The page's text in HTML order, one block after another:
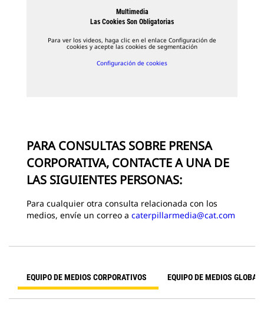
Multimedia
Las Cookies Son Obligatorias
Para ver los videos, haga clic en el enlace Configuración de
cookies y acepte las cookies de segmentación
Configuración de cookies
PARA CONSULTAS SOBRE PRENSA
CORPORATIVA, CONTACTE A UNA DE
LAS SIGUIENTES PERSONAS:
Para cualquier otra consulta relacionada con los
medios, envíe un correo a caterpillarmedia@cat.com
EQUIPO DE MEDIOS CORPORATIVOS EQUIPO DE MEDIOS